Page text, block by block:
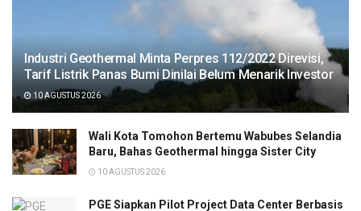
Industri Geothermal Minta Perpres 112/2022 Direvisi,
Tarif Listrik Panas Bumi Dinilai Belum Menarik Investor
10 AGUSTUS 2026
Wali Kota Tomohon Bertemu Wabubes Selandia
Baru, Bahas Geothermal hingga Sister City
10 AGUSTUS 2026
PGE Siapkan Pilot Project Data Center Berbasis